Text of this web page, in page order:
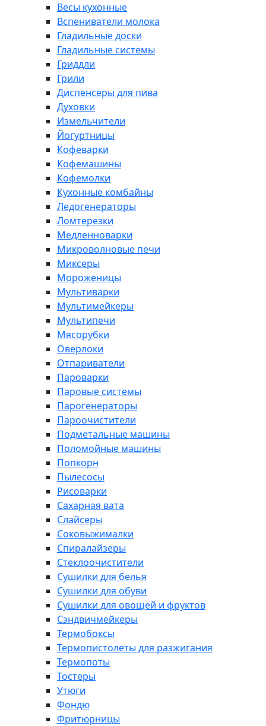
Весы кухонные
Вспениватели молока
Гладильные доски
Гладильные системы
Гриддли
Грили
Диспенсеры для пива
Духовки
Измельчители
Йогуртницы
Кофеварки
Кофемашины
Кофемолки
Кухонные комбайны
Ледогенераторы
Ломтерезки
Медленноварки
Микроволновые печи
Миксеры
Мороженицы
Мультиварки
Мультимейкеры
Мультипечи
Мясорубки
Оверлоки
Отпариватели
Пароварки
Паровые системы
Парогенераторы
Пароочистители
Подметальные машины
Поломойные машины
Попкорн
Пылесосы
Рисоварки
Сахарная вата
Слайсеры
Соковыжималки
Спиралайзеры
Стеклоочистители
Сушилки для белья
Сушилки для обуви
Сушилки для овощей и фруктов
Сэндвичмейкеры
Термобоксы
Термопистолеты для разжигания
Термопоты
Тостеры
Утюги
Фондю
Фритюрницы